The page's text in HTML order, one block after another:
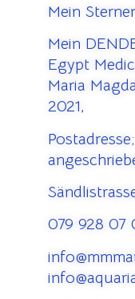
Mein
Mein
Egypt
Maria
2021,
079 928 07